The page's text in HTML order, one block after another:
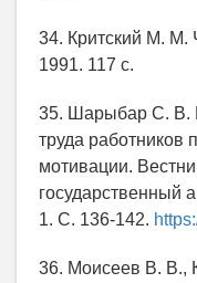
34. Критский М. М.
1991. 117 с.
35. Шарыбар С. В.
труда работников
мотивации.
государственный
1. С. 136-142.
36. Моисеев В. В.,